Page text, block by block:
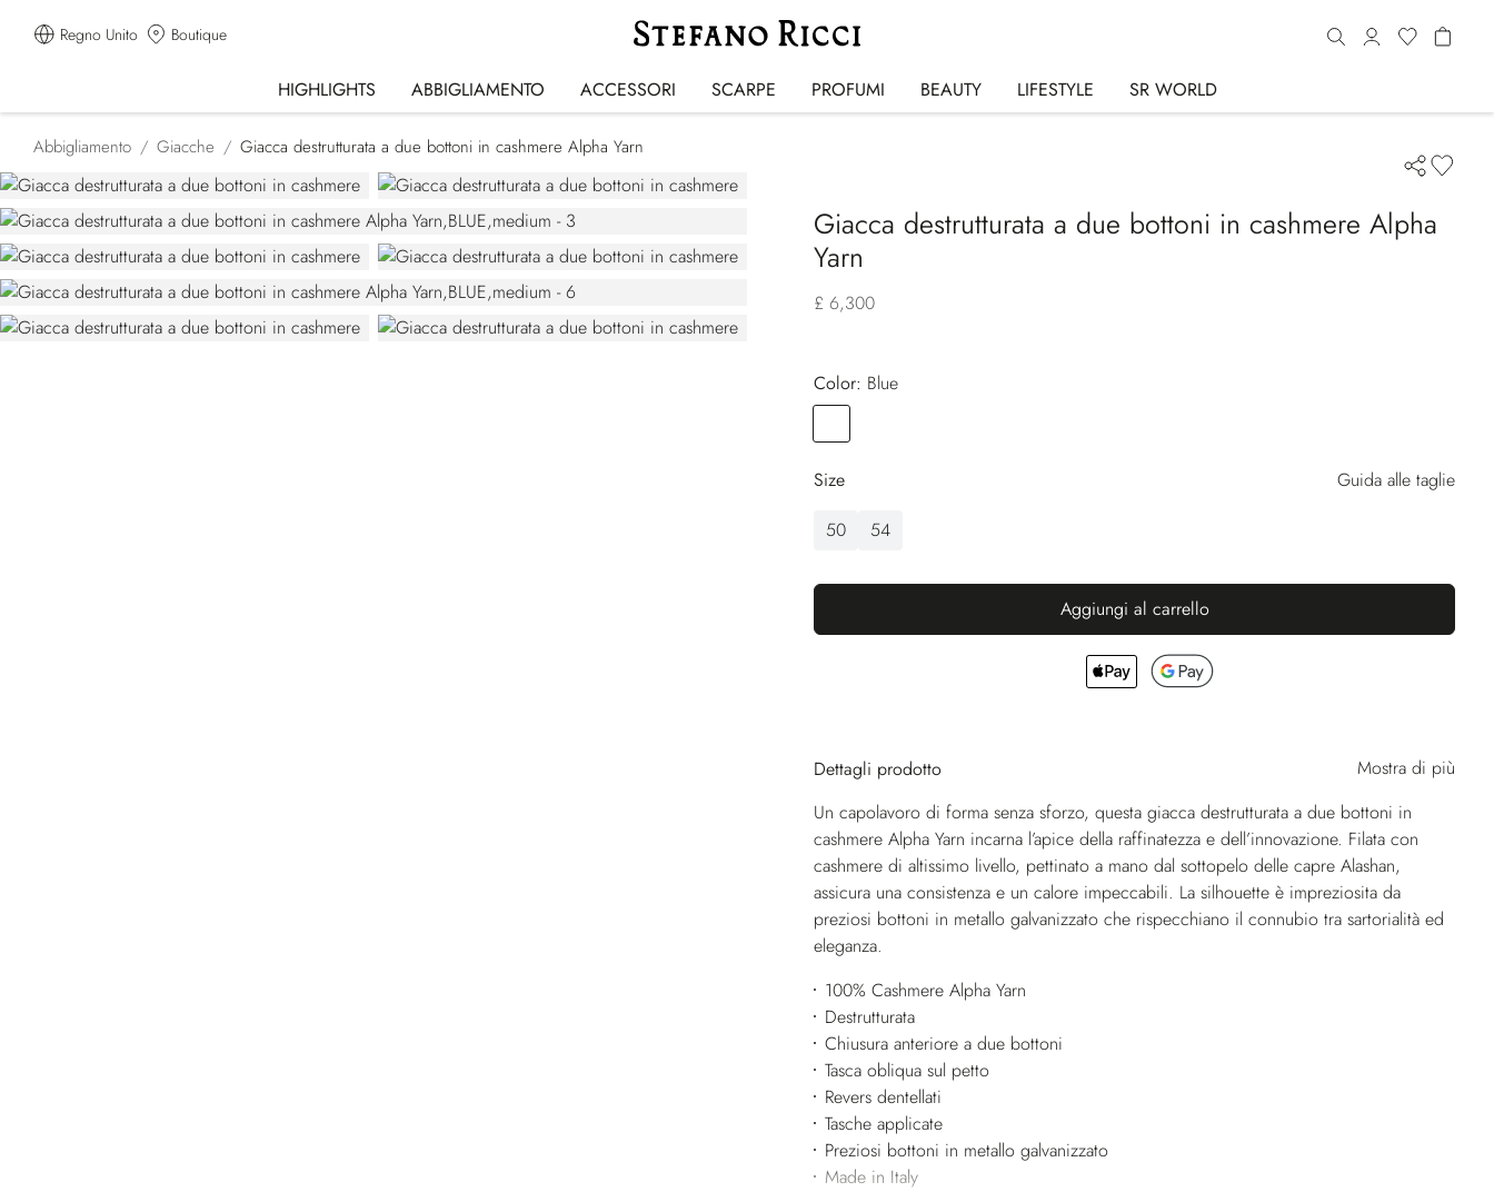
Regno Unito Boutique
HIGHLIGHTS ABBIGLIAMENTO ACCESSORI SCARPE PROFUMI BEAUTY LIFESTYLE SR WORLD
Abbigliamento Giacche Giacca destrutturata a due bottoni in cashmere Alpha Yarn
Giacca destrutturata a due bottoni in cashmere Alpha
Yarn
£ 6,300
Color:
blue
Size
Guida alle taglie
50
54
Aggiungi al carrello
Dettagli prodotto
Mostra di più
Un capolavoro di forma senza sforzo, questa giacca destrutturata a due bottoni in
cashmere Alpha Yarn incarna l’apice della raffinatezza e dell’innovazione. Filata con
cashmere di altissimo livello, pettinato a mano dal sottopelo delle capre Alashan,
assicura una consistenza e un calore impeccabili. La silhouette è impreziosita da
preziosi bottoni in metallo galvanizzato che rispecchiano il connubio tra sartorialità ed
eleganza.
100% Cashmere Alpha Yarn
Destrutturata
Chiusura anteriore a due bottoni
Tasca obliqua sul petto
Revers dentellati
Tasche applicate
Preziosi bottoni in metallo galvanizzato
Made in Italy